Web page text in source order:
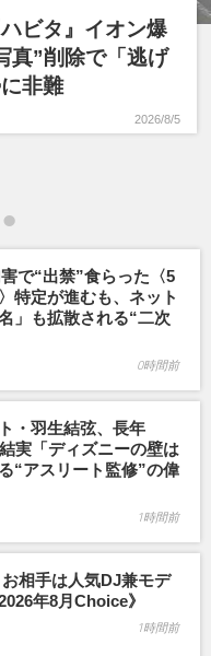
ビタ』イオン爆
真”削除で「逃げ
非難
2026/8/5
で“出禁”食らった〈5
特定が進むも、ネット
」も拡散される“二次
0時間前
・羽生結弦、長年
実「ディズニーの壁は
“アスリート監修”の偉
1時間前
相手は人気DJ兼モデ
年8月Choice》
1時間前